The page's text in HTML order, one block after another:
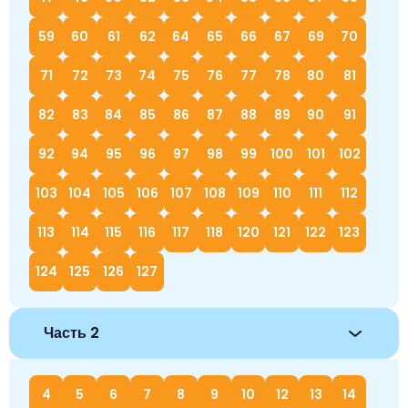
59 60 61 62 64 65 66 67 69 70
71 72 73 74 75 76 77 78 80 81
82 83 84 85 86 87 88 89 90 91
92 94 95 96 97 98 99 100 101 102
103 104 105 106 107 108 109 110 111 112
113 114 115 116 117 118 120 121 122 123
124 125 126 127
Часть 2
4 5 6 7 8 9 10 12 13 14